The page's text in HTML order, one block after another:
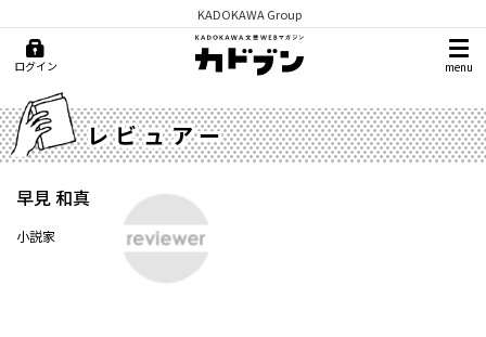
KADOKAWA Group
ログイン menu
レビュアー
早見 和真
小説家